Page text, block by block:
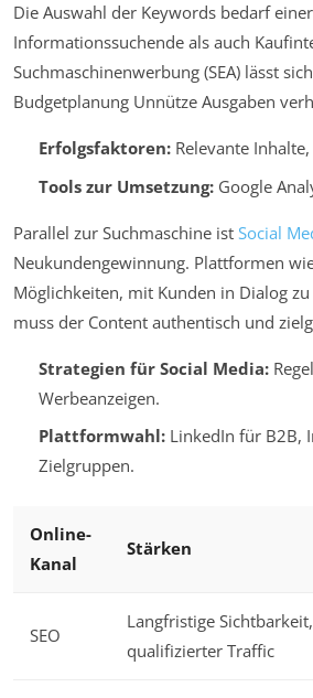
Die Auswahl der Keywords bedarf
Informationssuchende als auch
Suchmaschinenwerbung (SEA) lässt
Budgetplanung Unnütze Ausgaben
Erfolgsfaktoren:Relevante
Tools zur Umsetzung:Google
Parallel zur Suchmaschine ist Social
Neukundengewinnung. Plattformen
Möglichkeiten, mit Kunden in Dialog
muss der Content authentisch und
Strategien für Social Media:
Werbeanzeigen.
Plattformwahl:LinkedIn für B2B,
Zielgruppen.
Online-
Kanal
Stärken
SEO
Langfristige Sichtbarkeit,
qualifizierter Traffic